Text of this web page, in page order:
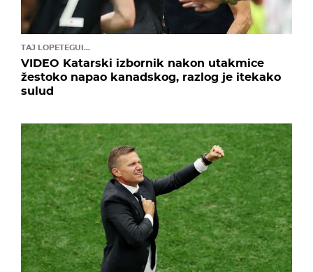
TAJ LOPETEGUI...
VIDEO Katarski izbornik nakon utakmice
žestoko napao kanadskog, razlog je itekako
sulud